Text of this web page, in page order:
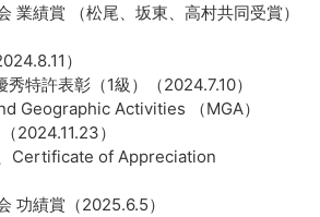
績賞 （松尾、坂東、高村共同受賞）
）
許表彰（1級）（2024.7.10）
Activities （MGA）
2024.11.23）
of Appreciation
績賞（2025.6.5）